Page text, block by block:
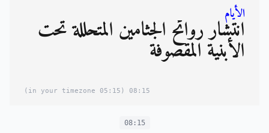
الأيام
انتشار روائح الجثامين المتحللة تحت
الأبنية المقصوفة
08:15
(05:15 in your timezone)
08:15